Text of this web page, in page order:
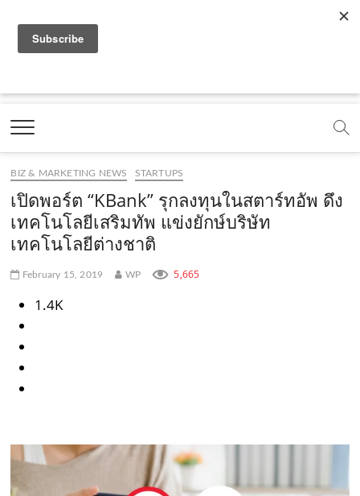
a
e
b
o
o
k
.
c
o
o
t
b
e
.
c
o
m
.
o
e
m
e
t
g
r
a
m
.
t
k
.
c
o
m
Marketing Oops!
DIGITAL | CREATIVE | ADVERTISING | CAMPAIGN |
BIZ & MARKETING NEWS STARTUPS
เปิดพอร์ต “KBank” รุกลงทุนในสตาร์ทอัพ ดึง
เทคโนโลยีเสริมทัพ แข่งยักษ์บริษัท
เทคโนโลยีต่างชาติ
February 15, 2019 WP 5,665
1.4K